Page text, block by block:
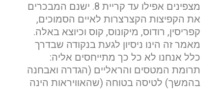
מצפינים אפילו עד קריית 8. ישנם המבכרים
את הקפיצות הקצרצרות לאיים הסמוכים,
קפריסין, רודוס, מיקונוס, קוס וכיוצא באלה.
מאמר זה הינו ניסיון לגעת בנקודה שבדרך
כלל אנחנו לא כל כך מתייחסים אליה:
תרומת המטסים והראליים (הגדרה ואבחנה
בהמשך) לטיסה בטוחה (שהאוויראות הינה